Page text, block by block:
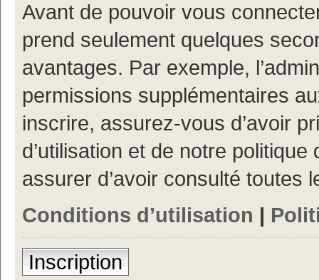
Avant de pouvoir vous
prend seulement quelques
avantages. Par exemple,
permissions supplémentaires
inscrire, assurez-vous d’avoir
d’utilisation et de notre
assurer d’avoir consulté toutes
Conditions d’utilisation |
Inscription